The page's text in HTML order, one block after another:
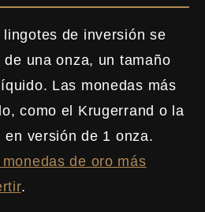
de inversión se
una onza, un tamaño
Las monedas más
como el Krugerrand o la
versión de 1 onza.
monedas de oro más
.